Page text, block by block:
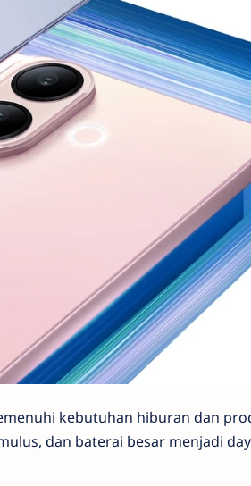
kebutuhan hiburan dan
dan baterai besar menjadi